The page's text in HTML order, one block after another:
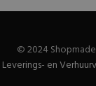
© 2024
Leverings- en